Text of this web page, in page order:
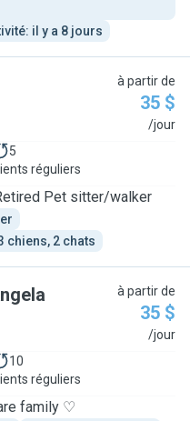
il y a 8 jours
à partir de
35 $
/jour
5
réguliers
Pet sitter/walker
chiens, 2 chats
à partir de
35 $
/jour
10
réguliers
family ♡